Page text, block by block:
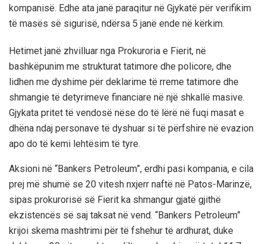
kompanisë. Edhe ata janë paraqitur në Gjykatë për verifikim
të masës së sigurisë, ndërsa 5 janë ende në kërkim.
Hetimet janë zhvilluar nga Prokuroria e Fierit, në
bashkëpunim me strukturat tatimore dhe policore, dhe
lidhen me dyshime për deklarime të rreme tatimore dhe
shmangie të detyrimeve financiare në një shkallë masive.
Gjykata pritet të vendosë nëse do të lërë në fuqi masat e
dhëna ndaj personave të dyshuar si të përfshire në evazion
apo do të kemi lehtësim të tyre.
Aksioni në “Bankers Petroleum”, erdhi pasi kompania, e cila
prej më shumë se 20 vitesh nxjerr naftë në Patos-Marinzë,
sipas prokurorisë së Fierit ka shmangur gjatë gjithë
ekzistencës së saj taksat në vend. “Bankers Petroleum”
krijoi skema mashtrimi për të fshehur të ardhurat, duke